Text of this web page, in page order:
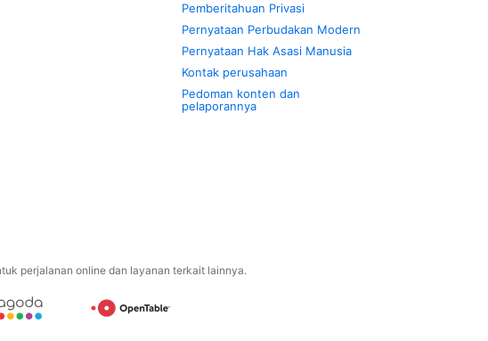
Pemberitahuan Privasi
Pernyataan Perbudakan Modern
Pernyataan Hak Asasi Manusia
Kontak perusahaan
Pedoman konten dan
pelaporannya
perjalanan online dan layanan terkait lainnya.